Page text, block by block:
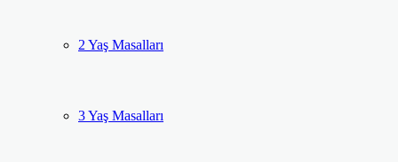
2 Yaş Masalları
3 Yaş Masalları